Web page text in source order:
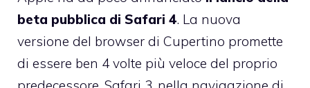
beta pubblica di Safari 4. La nuova
versione del browser di Cupertino promette
di essere ben 4 volte più veloce del proprio